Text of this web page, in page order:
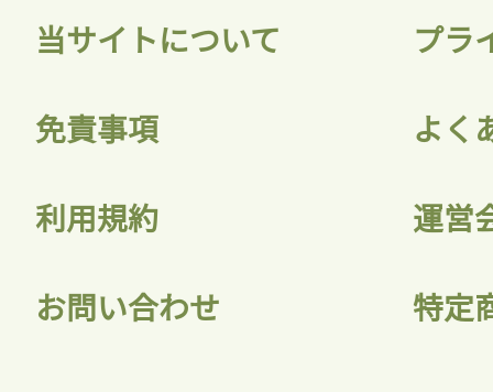
当サイトについて プラ
免責事項 よく
利用規約 運営
お問い合わせ 特定